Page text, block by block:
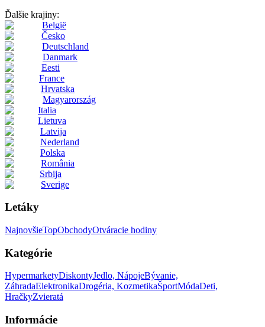
Ďalšie krajiny:
België
Česko
Deutschland
Danmark
Eesti
France
Hrvatska
Magyarország
Italia
Lietuva
Latvija
Nederland
Polska
România
Srbija
Sverige
Letáky
NajnovšieTopObchodyOtváracie hodiny
Kategórie
HypermarketyDiskontyJedlo, NápojeBývanie,
ZáhradaElektronikaDrogéria, KozmetikaŠportMódaDeti,
HračkyZvieratá
Informácie